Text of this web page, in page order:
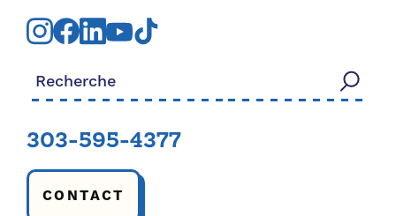
Rechercher:
303-595-4377
CONTACT